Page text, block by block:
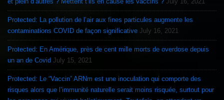
Protected: La pollution de l’air aux fines particules augmente les
contaminations COVID de façon significative July 16, 2021
Protected: En Amérique, près de cent mille morts de overdose depuis
un an de Covid July 15, 2021
Protected: Le “Vaccin” ARNm est une inoculation qui comporte des
risques alors que l’immunité naturelle serait moins risquée, surtout pour